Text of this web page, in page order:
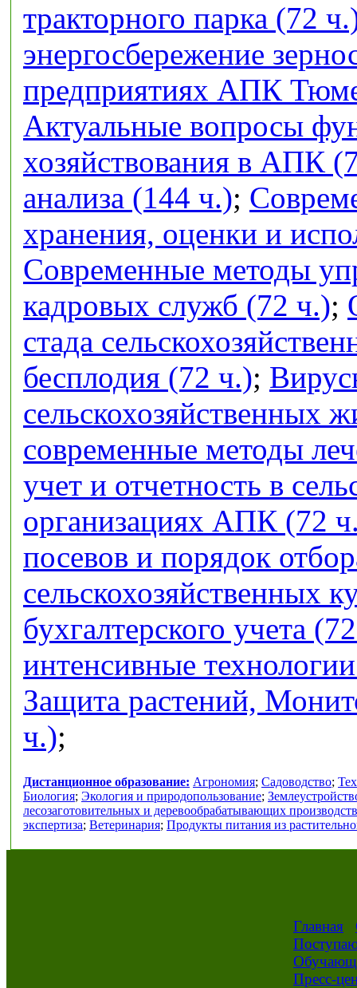
тракторного парка (72
энергосбережение
предприятиях АПК
Актуальные вопросы
хозяйствования в АПК
анализа (144 ч.);
хранения, оценки и
Современные методы
кадровых служб (72 ч.);
стада
бесплодия (72 ч.);
сельскохозяйственных
современные методы
учет и отчетность в
организациях АПК (72
посевов и порядок
сельскохозяйственных
бухгалтерского учета
интенсивные
Защита растений,
ч.);
Дистанционное образование: Агрономия; Садоводство;
Биология; Экология и природопользование;
лесозаготовительных и деревообрабатывающих производств
экспертиза; Ветеринария; Продукты питания из
Главная
Пресс-